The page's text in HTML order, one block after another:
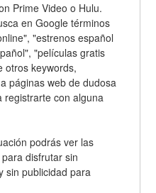
Prime Video o Hulu.
en Google términos
"estrenos español
"películas gratis
otros keywords,
páginas web de dudosa
registrarte con alguna
podrás ver las
disfrutar sin
sin publicidad para